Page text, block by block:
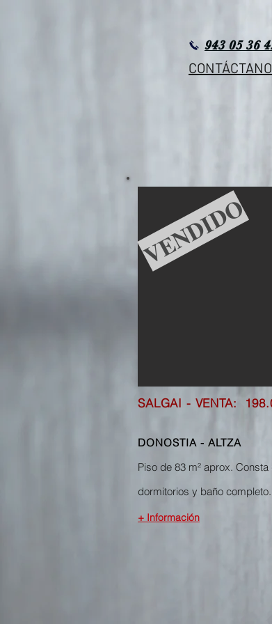
943 05 36
VENDIDO
SALGAI - VENTA:
DONOSTIA - ALTZA
Piso de 83 m² aprox.
dormitorios y baño completo.
+ Información